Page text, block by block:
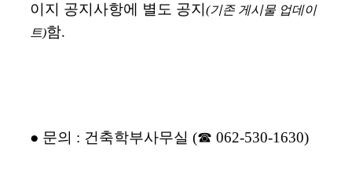
이지 공지사항에 별도 공지 (기존 게시물 업데이
트)함.
● 문의 : 건축학부사무실 (☎ 062-530-1630)